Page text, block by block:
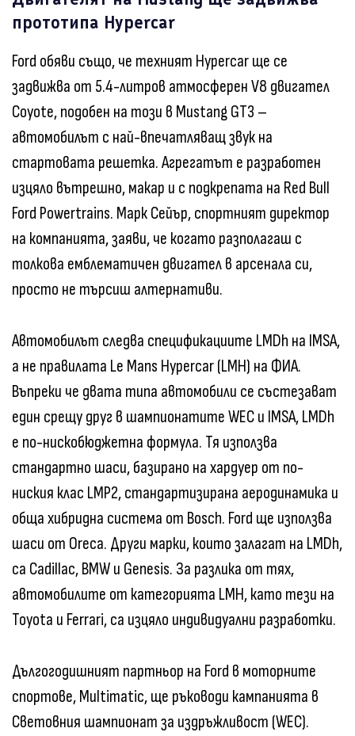
прототипа Hypercar
Ford обяви също, че техният Hypercar ще се
задвижва от 5.4-литров атмосферен V8 двигател
Coyote, подобен на този в Mustang GT3 –
автомобилът с най-впечатляващ звук на
стартовата решетка. Агрегатът е разработен
изцяло вътрешно, макар и с подкрепата на Red Bull
Ford Powertrains. Марк Сейър, спортният директор
на компанията, заяви, че когато разполагаш с
толкова емблематичен двигател в арсенала си,
просто не търсиш алтернативи.
Автомобилът следва спецификациите LMDh на IMSA,
а не правилата Le Mans Hypercar (LMH) на ФИА.
Въпреки че двата типа автомобили се състезават
един срещу друг в шампионатите WEC и IMSA, LMDh
е по-нискобюджетна формула. Тя използва
стандартно шаси, базирано на хардуер от по-
ниския клас LMP2, стандартизирана аеродинамика и
обща хибридна система от Bosch. Ford ще използва
шаси от Oreca. Други марки, които залагат на LMDh,
са Cadillac, BMW и Genesis. За разлика от тях,
автомобилите от категорията LMH, като тези на
Toyota и Ferrari, са изцяло индивидуални разработки.
Дългогодишният партньор на Ford в моторните
спортове, Multimatic, ще ръководи кампанията в
Световния шампионат за издръжливост (WEC).